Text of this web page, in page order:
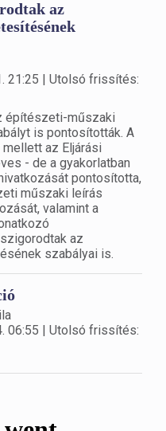
az
21:25 | Utolsó frissítés:
építészeti-műszaki
is pontosították. A
az Eljárási
- de a gyakorlatban
pontosította,
műszaki leírás
valamint a
az
szabályai is.
06:55 | Utolsó frissítés: